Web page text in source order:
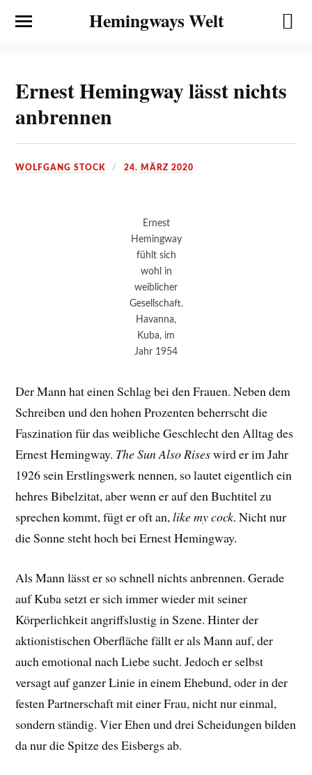
Hemingways Welt
Ernest Hemingway lässt nichts
anbrennen
WOLFGANG STOCK 24. MÄRZ 2020
Ernest
Hemingway
fühlt sich
wohl in
weiblicher
Gesellschaft.
Havanna,
Kuba, im
Jahr 1954
Der Mann hat einen Schlag bei den Frauen. Neben dem
Schreiben und den hohen Prozenten beherrscht die
Faszination für das weibliche Geschlecht den Alltag des
Ernest Hemingway. The Sun Also Riseswird er im Jahr
1926 sein Erstlingswerk nennen, so lautet eigentlich ein
hehres Bibelzitat, aber wenn er auf den Buchtitel zu
sprechen kommt, fügt er oft an,like my cock. Nicht nur
die Sonne steht hoch bei Ernest Hemingway.
Als Mann lässt er so schnell nichts anbrennen. Gerade
auf Kuba setzt er sich immer wieder mit seiner
Körperlichkeit angriffslustig in Szene. Hinter der
aktionistischen Oberfläche fällt er als Mann auf, der
auch emotional nach Liebe sucht. Jedoch er selbst
versagt auf ganzer Linie in einem Ehebund, oder in der
festen Partnerschaft mit einer Frau, nicht nur einmal,
sondern ständig. Vier Ehen und drei Scheidungen bilden
da nur die Spitze des Eisbergs ab.